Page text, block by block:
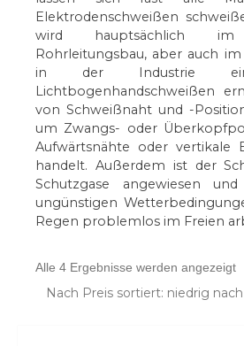
Elektrodenschweißen
wird hauptsächlich
Rohrleitungsbau, aber auch
in der Industrie
Lichtbogenhandschweißen
von Schweißnaht und -
um Zwangs- oder
Aufwärtsnähte oder vertikale
handelt. Außerdem ist der
Schutzgase angewiesen
ungünstigen
Regen problemlos im Freien
Alle 4 Ergebnisse werden angezeigt